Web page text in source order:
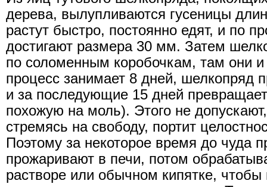
дерева, вылупливаются гусеницы
растут быстро, постоянно едят, и по
достигают размера 30 мм. Затем
по соломенным коробочкам, там они и
процесс занимает 8 дней, шелкопряд
и за последующие 15 дней
похожую на моль). Этого не
стремясь на свободу, портит
Поэтому за некоторое время до чуда
прожаривают в печи, потом
растворе или обычном кипятке,